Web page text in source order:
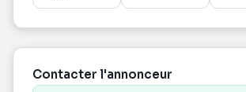
Contacter l'annonceur